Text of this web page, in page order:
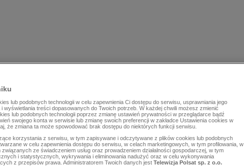
lub podobnych technologii w celu zapewnienia Ci dostępu do serwisu, usprawniania jego
i wyświetlania treści dopasowanych do Twoich potrzeb. W każdej chwili możesz zmienić
lub podobnych technologii poprzez zmianę ustawień prywatności w przeglądarce bądź
swojego konta w serwisie lub zmianę swoich preferencji w zakładce Ustawienia cookies w
że zmiana ta może spowodować brak dostępu do niektórych funkcji serwisu.
korzystania z serwisu, w tym zapisywane i odczytywane z plików cookies lub podobnych
w celu zapewnienia dostępu do serwisu, w celach marketingowych, w tym profilowania, w
ze świadczeniem usług oraz prowadzeniem działalności gospodarczej, w tym
i statystycznych, wykrywania i eliminowania nadużyć oraz w celu wykonywania
z przepisów prawa. Administratorem Twoich danych jest Telewizja Polsat sp. z o.o.